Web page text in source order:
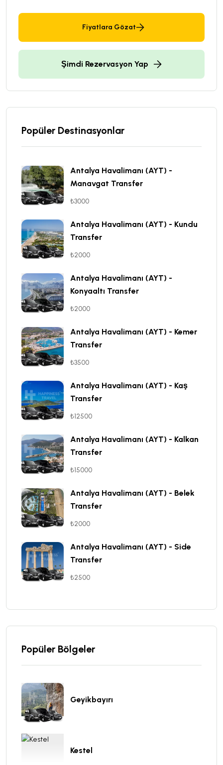
Fiyatlara Gözat
Şimdi Rezervasyon Yap
Popüler Destinasyonlar
Antalya Havalimanı (AYT) -
Manavgat Transfer
₺3000
Antalya Havalimanı (AYT) - Kundu
Transfer
₺2000
Antalya Havalimanı (AYT) -
Konyaaltı Transfer
₺2000
Antalya Havalimanı (AYT) - Kemer
Transfer
₺3500
Antalya Havalimanı (AYT) - Kaş
Transfer
₺12500
Antalya Havalimanı (AYT) - Kalkan
Transfer
₺15000
Antalya Havalimanı (AYT) - Belek
Transfer
₺2000
Antalya Havalimanı (AYT) - Side
Transfer
₺2500
Popüler Bölgeler
Geyikbayırı
Kestel